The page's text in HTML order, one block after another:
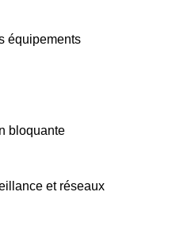
équipements
bloquante
et réseaux